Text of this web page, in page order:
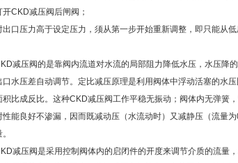
CKD减压阀后闸阀；
出口压力高于设定压力，须从第一步开始重新调整，即只能从低
减压阀的是靠阀内流道对水流的局部阻力降低水压，水压降
口水压差自动调节。定比减压原理是利用阀体中浮动活塞的水
积比成反比。这种CKD减压阀工作平稳无振动；阀体内无弹簧
性能良好不渗漏，因而既减动压（水流动时）又减静压（流量
减压阀是采用控制阀体内的启闭件的开度来调节介质的流量